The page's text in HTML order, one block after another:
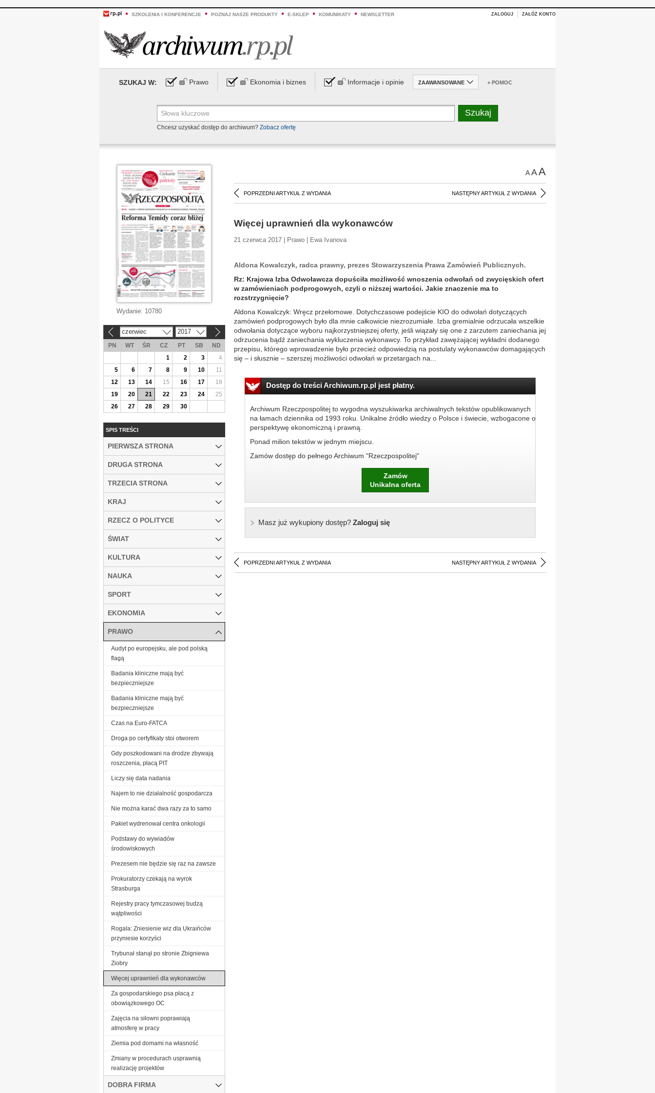
SZKOLENIA I KONFERENCJE POZNAJ NASZE PRODUKTY E-SKLEP KOMUNIKATY NEWSLETTER ZALOGUJ ZAŁÓŻ KONTO
SZUKAJ W: Prawo Ekonomia i biznes Informacje i opinie ZAAWANSOWANE + POMOC
Chcesz uzyskać dostęp do archiwum? Zobacz ofertę
AAA
POPRZEDNI ARTYKUŁ Z WYDANIA NASTĘPNY ARTYKUŁ Z WYDANIA
Więcej uprawnień dla wykonawców
21 czerwca 2017 | Prawo | Ewa Ivanova
Aldona Kowalczyk, radca prawny, prezes Stowarzyszenia Prawa Zamówień Publicznych.
Rz: Krajowa Izba Odwoławcza dopuściła możliwość wnoszenia odwołań od zwycięskich ofert
w zamówieniach podprogowych, czyli o niższej wartości. Jakie znaczenie ma to
rozstrzygnięcie?
Aldona Kowalczyk: Wręcz przełomowe. Dotychczasowe podejście KIO do odwołań dotyczących
zamówień podprogowych było dla mnie całkowicie niezrozumiałe. Izba gremialnie odrzucała wszelkie
odwołania dotyczące wyboru najkorzystniejszej oferty, jeśli wiązały się one z zarzutem zaniechania jej
odrzucenia bądź zaniechania wykluczenia wykonawcy. To przykład zawężającej wykładni dodanego
przepisu, którego wprowadzenie było przecież odpowiedzią na postulaty wykonawców domagających
się – i słusznie – szerszej możliwości odwołań w przetargach na...
Dostęp do treści Archiwum.rp.pl jest płatny.
Archiwum Rzeczpospolitej to wygodna wyszukiwarka archiwalnych tekstów opublikowanych
na łamach dziennika od 1993 roku. Unikalne źródło wiedzy o Polsce i świecie, wzbogacone o
perspektywę ekonomiczną i prawną.
Ponad milion tekstów w jednym miejscu.
Zamów dostęp do pełnego Archiwum "Rzeczpospolitej"
Zamów
Unikalna oferta
Masz już wykupiony dostęp?Zaloguj się
POPRZEDNI ARTYKUŁ Z WYDANIA NASTĘPNY ARTYKUŁ Z WYDANIA
Wydanie: 10780
czerwiec 2017
PN WT ŚR CZ PT SB
ND
1
2 3
4
5
6 7 8 9 10
11
12
13 14 15 16 17
18
19
20 21 22 23 24
25
26
27 28 29 30
SPIS TREŚCI
PIERWSZA STRONA
DRUGA STRONA
TRZECIA STRONA
KRAJ
RZECZ O POLITYCE
ŚWIAT
KULTURA
NAUKA
SPORT
EKONOMIA
PRAWO
Audyt po europejsku, ale pod polską
flagą
Badania kliniczne mają być
bezpieczniejsze
Badania kliniczne mają być
bezpieczniejsze
Czas na Euro-FATCA
Droga po certyfikaty stoi otworem
Gdy poszkodowani na drodze zbywają
roszczenia, płacą PIT
Liczy się data nadania
Najem to nie działalność gospodarcza
Nie można karać dwa razy za to samo
Pakiet wydrenował centra onkologii
Podstawy do wywiadów
środowiskowych
Prezesem nie będzie się raz na zawsze
Prokuratorzy czekają na wyrok
Strasburga
Rejestry pracy tymczasowej budzą
wątpliwości
Rogala: Zniesienie wiz dla Ukraińców
przyniesie korzyści
Trybunał stanął po stronie Zbigniewa
Ziobry
Więcej uprawnień dla wykonawców
Za gospodarskiego psa płacą z
obowiązkowego OC
Zajęcia na siłowni poprawiają
atmosferę w pracy
Ziemia pod domami na własność
Zmiany w procedurach usprawnią
realizację projektów
DOBRA FIRMA